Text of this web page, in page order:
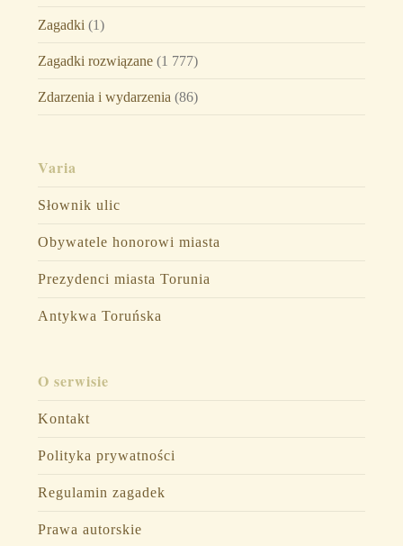
Zagadki (1)
Zagadki rozwiązane(1 777)
Zdarzenia i wydarzenia (86)
Varia
Słownik ulic
Obywatele honorowi miasta
Prezydenci miasta Torunia
Antykwa Toruńska
O serwisie
Kontakt
Polityka prywatności
Regulamin zagadek
Prawa autorskie